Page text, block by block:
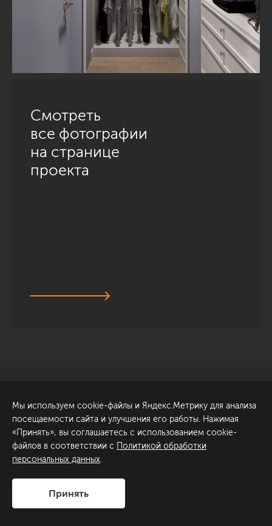
Смотреть
все фотографии
на странице
проекта
Обсудить проект
ул. Академика Павлова, 6
к1
+7 (812) 200-95-55
Сделано в
Мы используем cookie-файлы и Яндекс.Метрику для анализа
посещаемости сайта и улучшения его работы. Нажимая
«Принять», вы соглашаетесь с использованием cookie-
файлов в соответствии с Политикой обработки
персональных данных.
Принять